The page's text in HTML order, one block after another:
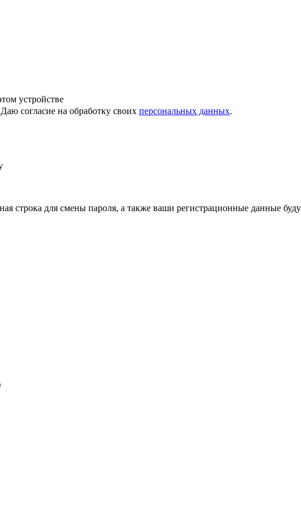
устройстве
Даю согласие на обработку своих персональных данных.
строка для смены пароля, а также ваши регистрационные данные